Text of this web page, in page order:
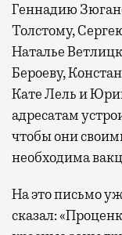
Геннадию
Толстому,
Наталье
Бероеву,
Кате Лель и
адресатам
чтобы они
необходима
На это письмо
сказал: